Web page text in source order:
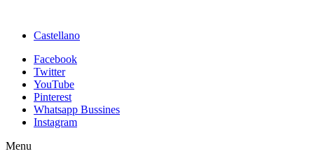
Castellano
Facebook
Twitter
YouTube
Pinterest
Whatsapp Bussines
Instagram
Menu